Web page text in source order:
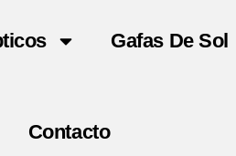
Gafas De Sol
Contacto